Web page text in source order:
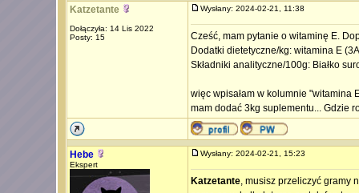
Katzetante
Dołączyła: 14 Lis 2022
Posty: 15
Wysłany: 2024-02-21, 11:38
Cześć, mam pytanie o witaminę E.
Dodatki dietetyczne/kg: witamina E
Składniki analityczne/100g: Białko
więc wpisałam w kolumnie "witamina
mam dodać 3kg suplementu... Gdzie
Hebe
Ekspert
Wysłany: 2024-02-21, 15:23
Katzetante, musisz przeliczyć gramy